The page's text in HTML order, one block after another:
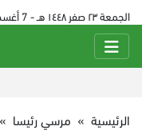
الجمعة ٢٣ صفر ١٤٤٨ هـ - 7 أغسطس 2026 م - الساعة 11:28 م
الرئيسية » مرسي رئيسا »